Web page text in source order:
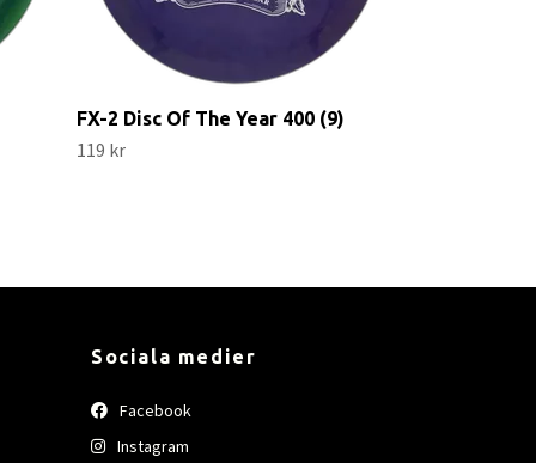
FX-2 Disc Of The Year 400 (9)
119 kr
Sociala medier
Facebook
Instagram